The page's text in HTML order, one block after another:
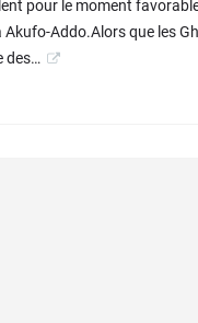
pour le moment
Addo.Alors que les
des…